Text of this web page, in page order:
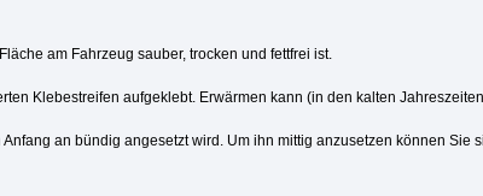
am Fahrzeug sauber, trocken und fettfrei ist.
Klebestreifen aufgeklebt. Erwärmen kann (in den kalten
an bündig angesetzt wird. Um ihn mittig anzusetzen können Sie